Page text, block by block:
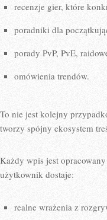
recenzje gier, które
poradniki dla
porady PvP, PvE,
omówienia trendów.
To nie jest kolejny
tworzy spójny ekosystem
Każdy wpis jest
użytkownik dostaje:
realne wrażenia z